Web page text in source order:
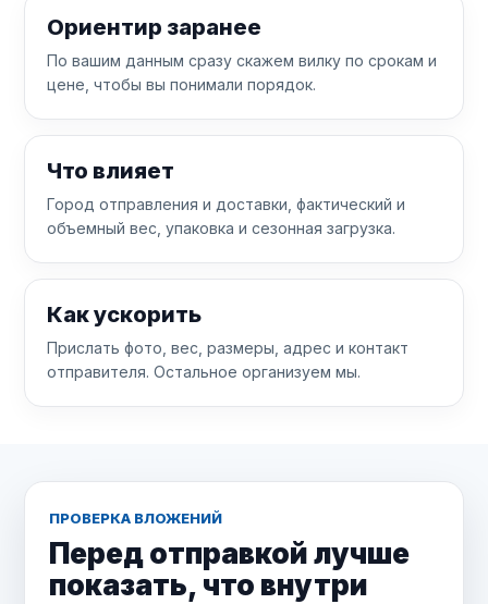
Ориентир заранее
По вашим данным сразу скажем вилку по срокам и
цене, чтобы вы понимали порядок.
Что влияет
Город отправления и доставки, фактический и
объемный вес, упаковка и сезонная загрузка.
Как ускорить
Прислать фото, вес, размеры, адрес и контакт
отправителя. Остальное организуем мы.
ПРОВЕРКА ВЛОЖЕНИЙ
Перед отправкой лучше
показать, что внутри